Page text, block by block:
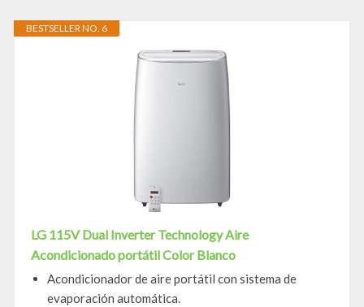
BESTSELLER NO. 6
LG 115V Dual Inverter Technology Aire
Acondicionado portátil Color Blanco
Acondicionador de aire portátil con sistema de
evaporación automática.